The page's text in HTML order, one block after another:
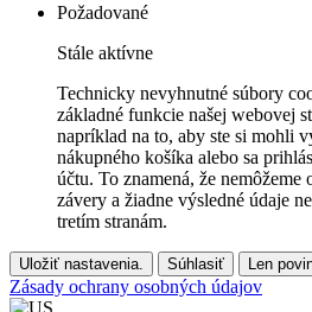
Požadované
Stále aktívne
Technicky nevyhnutné súbory
základné funkcie našej webovej
napríklad na to, aby ste si mohli
nákupného košíka alebo sa
účtu. To znamená, že
závery a žiadne výsledné údaje
tretím stranám.
Uložiť nastavenia. Súhlasiť Len
Zásady ochrany osobných údajov